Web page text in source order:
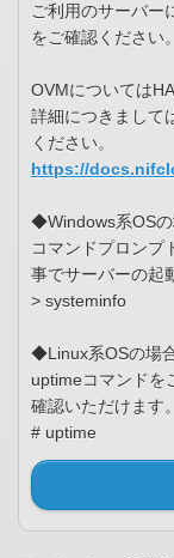
ご利用のサーバー
をご確認ください。
OVMについては
詳細につきまして
ください。
https://
◆Windows系OSの
コマンドプロンプ
事でサーバーの起
> systeminfo
◆Linux系OSの場
uptimeコマンドを
確認いただけます。
# uptime